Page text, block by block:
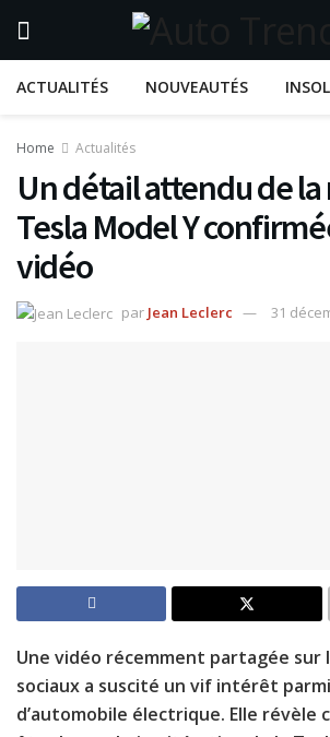
ACTUALITÉS NOUVEAUTÉS
Home Actualités
Un détail attendu de
Tesla Model Y
vidéo
par Jean Leclerc 31
Une vidéo récemment partagée sur
sociaux a suscité un vif intérêt
d’automobile électrique. Elle révèle